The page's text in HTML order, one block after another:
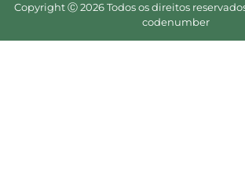
Copyright Ⓒ 2026 Todos os direitos
codenumber